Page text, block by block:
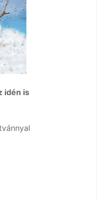
idén is